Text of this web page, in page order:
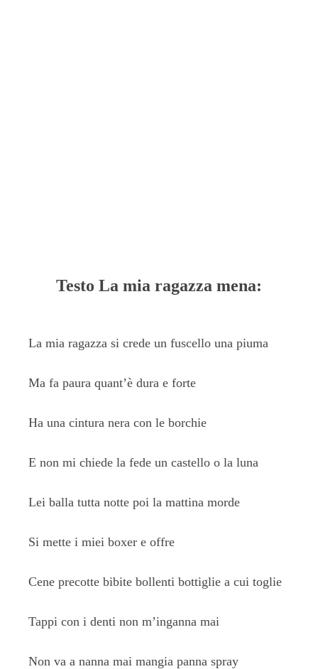
Testo La mia ragazza mena:
La mia ragazza si crede un fuscello una piuma
Ma fa paura quant’è dura e forte
Ha una cintura nera con le borchie
E non mi chiede la fede un castello o la luna
Lei balla tutta notte poi la mattina morde
Si mette i miei boxer e offre
Cene precotte bibite bollenti bottiglie a cui toglie
Tappi con i denti non m’inganna mai
Non va a nanna mai mangia panna spray